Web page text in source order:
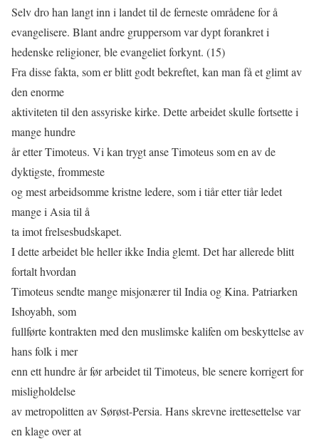
Selv dro han langt inn i landet til de ferneste områdene for å
evangelisere. Blant andre gruppersom var dypt forankret i
hedenske religioner, ble evangeliet forkynt. (15)
Fra disse fakta, som er blitt godt bekreftet, kan man få et glimt av
den enorme
aktiviteten til den assyriske kirke. Dette arbeidet skulle fortsette i
mange hundre
år etter Timoteus. Vi kan trygt anse Timoteus som en av de
dyktigste, frommeste
og mest arbeidsomme kristne ledere, som i tiår etter tiår ledet
mange i Asia til å
ta imot frelsesbudskapet.
I dette arbeidet ble heller ikke India glemt. Det har allerede blitt
fortalt hvordan
Timoteus sendte mange misjonærer til India og Kina. Patriarken
Ishoyabh, som
fullførte kontrakten med den muslimske kalifen om beskyttelse av
hans folk i mer
enn ett hundre år før arbeidet til Timoteus, ble senere korrigert for
misligholdelse
av metropolitten av Sørøst-Persia. Hans skrevne irettesettelse var
en klage over at